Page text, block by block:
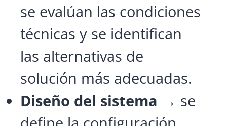
se evalúan las condiciones
técnicas y se identifican
las alternativas de
solución más adecuadas.
Diseño del sistema → se